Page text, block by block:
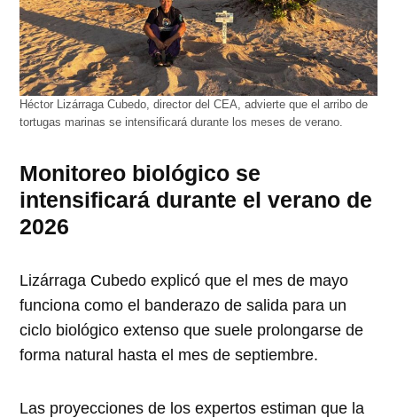
Héctor Lizárraga Cubedo, director del CEA, advierte que el arribo de
tortugas marinas se intensificará durante los meses de verano.
Monitoreo biológico se
intensificará durante el verano de
2026
Lizárraga Cubedo explicó que el mes de mayo
funciona como el banderazo de salida para un
ciclo biológico extenso que suele prolongarse de
forma natural hasta el mes de septiembre.
Las proyecciones de los expertos estiman que la